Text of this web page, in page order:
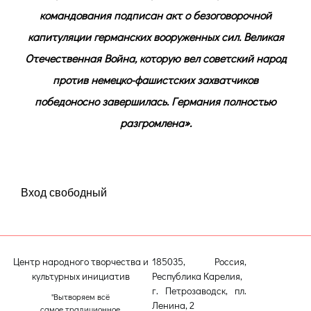
командования подписан акт о безоговорочной
капитуляции германских вооруженных сил. Великая
Отечественная Война, которую вел советский народ
против немецко-фашистских захватчиков
победоносно завершилась. Германия полностью
разгромлена».
Вход свободный
Центр народного творчества и
культурных инициатив
"Вытворяем всё
185035, Россия,
Республика Карелия,
г. Петрозаводск, пл.
Ленина, 2